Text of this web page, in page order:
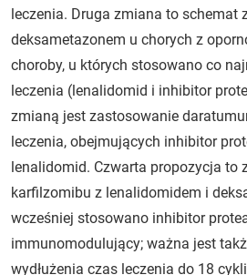
leczenia. Druga zmiana to schemat
deksametazonem u chorych z
choroby, u których stosowano co
leczenia (lenalidomid i inhibitor
zmianą jest zastosowanie
leczenia, obejmujących inhibitor
lenalidomid. Czwarta propozycja to
karfilzomibu z lenalidomidem i
wcześniej stosowano inhibitor
immunomodulujący; ważna jest
wydłużenia czas leczenia do 18